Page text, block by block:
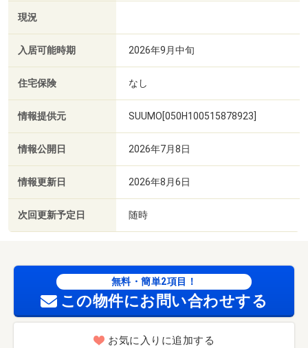
現況
入居可能時期 2026年9月中旬
住宅保険 なし
情報提供元 SUUMO[050H100515878923]
情報公開日 2026年7月8日
情報更新日 2026年8月6日
次回更新予定日 随時
無料・簡単2項目！
この物件にお問い合わせする
お気に入りに追加する